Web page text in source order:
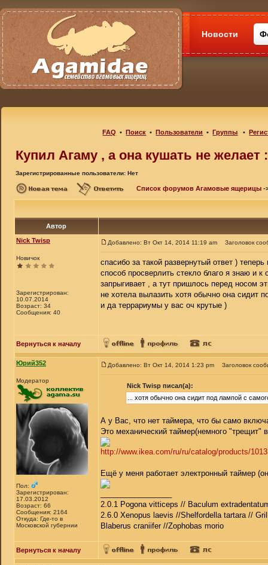
Новости
FAQ •Поиск •Пользователи •Группы •
Купил Агаму , а она кушать не желает
Зарегистрированные пользователи: Нет
Список форумов Агамовые ящерицы -
Автор
Nick Twisp
Новичок
Зарегистрирован:
10.07.2014
Возраст: 34
Сообщения: 40
Добавлено: Вт Окт 14, 2014 11:19 am Заголовок
спасибо за такой развернутый ответ )
способ просверлить стекло благо я знаю и
запрыгивает , а тут пришлось перед носом
не хотела вылазить хотя обычно она сидит
и да террариумы у вас оч крутые )
Вернуться к началу
Юрий352
Модератор
Пол:
Зарегистрирован:
17.03.2012
Возраст: 66
Сообщения: 2164
Откуда: Где-то в
Московской губернии
Добавлено: Вт Окт 14, 2014 1:23 pm Заголовок
Nick Twisp писал(а):
... хотя обычно она сидит под лампой с
А у Вас, что нет таймера, что бы само
Это механический таймер(немного "трещит"
http://www.ikea.com/ru/ru/catalog/products/
Ещё у меня работает электронный таймер
2.0.1 Pogona vitticeps // Baculum
2.6.0 Xenopus laevis //Shelfordella tartara //
Blaberus craniifer //Zophobas morio
Вернуться к началу